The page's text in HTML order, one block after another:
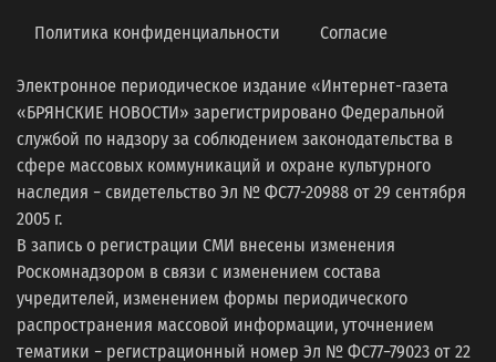
Политика конфиденциальности Согласие
Электронное периодическое издание «Интернет-газета
«БРЯНСКИЕ НОВОСТИ» зарегистрировано Федеральной
службой по надзору за соблюдением законодательства в
сфере массовых коммуникаций и охране культурного
наследия − свидетельство Эл № ФС77-20988 от 29 сентября
2005 г.
В запись о регистрации СМИ внесены изменения
Роскомнадзором в связи с изменением состава
учредителей, изменением формы периодического
распространения массовой информации, уточнением
тематики − регистрационный номер Эл № ФС77−79023 от 22